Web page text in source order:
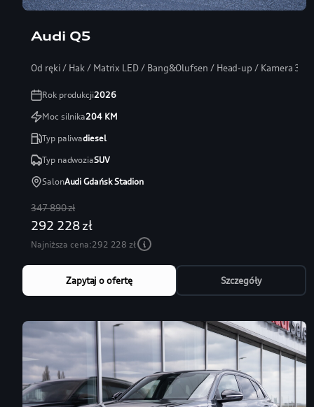
Audi Q5
Od ręki / Hak / Matrix LED / Bang&Olufsen / Head-up / Kamera 360
Rok produkcji2026
Moc silnika204KM
Typ paliwadiesel
Typ nadwoziaSUV
SalonAudi Gdańsk Stadion
347 890 zł
292 228 zł
Najniższa cena:292 228 zł
Zapytaj o ofertę Szczegóły